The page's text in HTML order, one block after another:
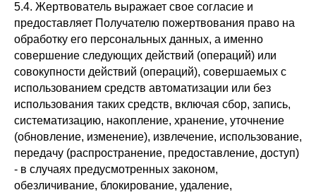
5.4. Жертвователь выражает свое согласие и
предоставляет Получателю пожертвования право на
обработку его персональных данных, а именно
совершение следующих действий (операций) или
совокупности действий (операций), совершаемых с
использованием средств автоматизации или без
использования таких средств, включая сбор, запись,
систематизацию, накопление, хранение, уточнение
(обновление, изменение), извлечение, использование,
передачу (распространение, предоставление, доступ)
- в случаях предусмотренных законом,
обезличивание, блокирование, удаление,